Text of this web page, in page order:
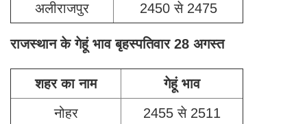
अलीराजपुर
2450 से 2475
राजस्थान के गेहूं भाव बृहस्पतिवार 28 अगस्त
शहर का नाम
गेहूं भाव
नोहर
2455 से 2511